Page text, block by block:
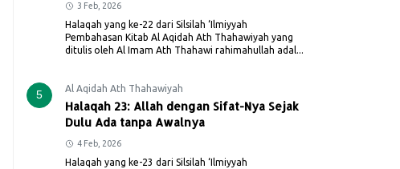
3 Feb, 2026
Halaqah yang ke-22 dari Silsilah ‘Ilmiyyah
Pembahasan Kitab Al Aqidah Ath Thahawiyah yang
ditulis oleh Al Imam Ath Thahawi rahimahullah adal...
5 Al Aqidah Ath Thahawiyah
Halaqah 23: Allah dengan Sifat-Nya Sejak
Dulu Ada tanpa Awalnya
4 Feb, 2026
Halaqah yang ke-23 dari Silsilah ‘Ilmiyyah